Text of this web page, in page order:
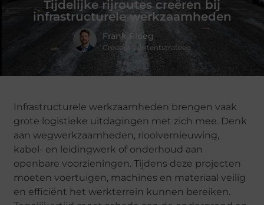
Tijdelijke rijroutes creëren bij
infrastructurele werkzaamheden
Frank Ploeg
Creatief Contentstrateeg
Infrastructurele werkzaamheden brengen vaak
grote logistieke uitdagingen met zich mee. Denk
aan wegwerkzaamheden, rioolvernieuwing,
kabel- en leidingwerk of onderhoud aan
openbare voorzieningen. Tijdens deze projecten
moeten voertuigen, machines en materiaal veilig
en efficiënt het werkterrein kunnen bereiken.